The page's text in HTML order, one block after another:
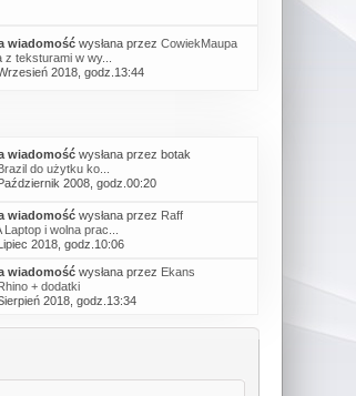
wiadomość wysłana przezCowiekMaupa
z teksturami w wy...
2018, godz.13:44
wiadomość wysłana przez botak
do użytku ko...
2008, godz.00:20
wiadomość wysłana przez Raff
Laptop i wolna prac...
2018, godz.10:06
wiadomość wysłana przez Ekans
+ dodatki
2018, godz.13:34